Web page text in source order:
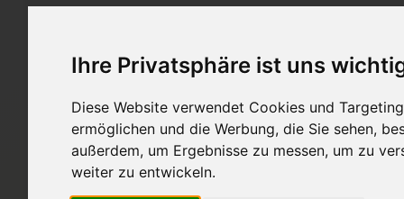
Ihre Privatsphäre ist uns
Diese Website verwendet Cookies und
ermöglichen und die Werbung, die Sie sehen,
außerdem, um Ergebnisse zu messen, um zu
weiter zu entwickeln.
Finanzwesen
Investition
INFR 1 XX1-K02